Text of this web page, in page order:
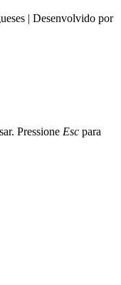
| Desenvolvido por
Pressione Esc para